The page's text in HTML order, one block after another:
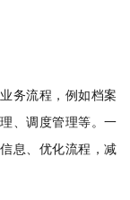
务流程，例如档案
、调度管理等。一
息、优化流程，减